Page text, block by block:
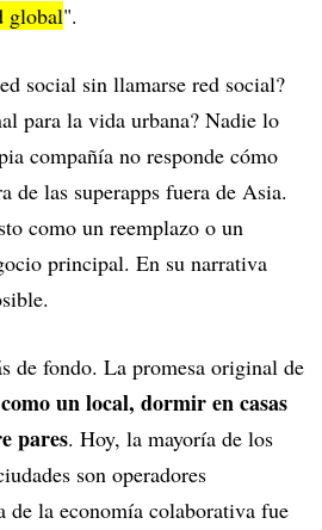
global".
social sin llamarse red social?
para la vida urbana? Nadie lo
compañía no responde cómo
de las superapps fuera de Asia.
como un reemplazo o un
principal. En su narrativa
de fondo. La promesa original de
un local, dormir en casas
pares. Hoy, la mayoría de los
son operadores
de la economía colaborativa fue